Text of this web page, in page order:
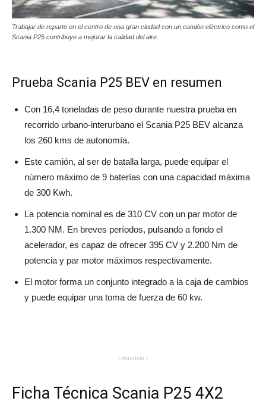
Trabajar de reparto en el centro de una gran ciudad con un camión eléctrico como el
Scania P25 contribuye a mejorar la calidad del aire.
Prueba Scania P25 BEV en resumen
Con 16,4 toneladas de peso durante nuestra prueba en
recorrido urbano-interurbano el Scania P25 BEV alcanza
los 260 kms de autonomía.
Este camión, al ser de batalla larga, puede equipar el
número máximo de 9 baterías con una capacidad máxima
de 300 Kwh.
La potencia nominal es de 310 CV con un par motor de
1.300 NM. En breves períodos, pulsando a fondo el
acelerador, es capaz de ofrecer 395 CV y 2.200 Nm de
potencia y par motor máximos respectivamente.
El motor forma un conjunto integrado a la caja de cambios
y puede equipar una toma de fuerza de 60 kw.
- Anuncio -
Ficha Técnica Scania P25 4X2